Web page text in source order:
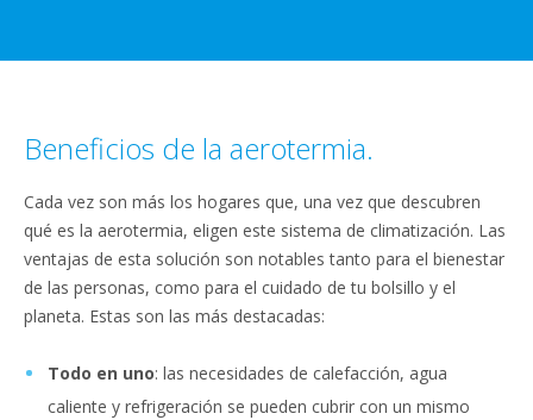
Beneficios de la aerotermia.
Cada vez son más los hogares que, una vez que descubren
qué es la aerotermia, eligen este sistema de climatización. Las
ventajas de esta solución son notables tanto para el bienestar
de las personas, como para el cuidado de tu bolsillo y el
planeta. Estas son las más destacadas:
Todo en uno: las necesidades de calefacción, agua
caliente y refrigeración se pueden cubrir con un mismo